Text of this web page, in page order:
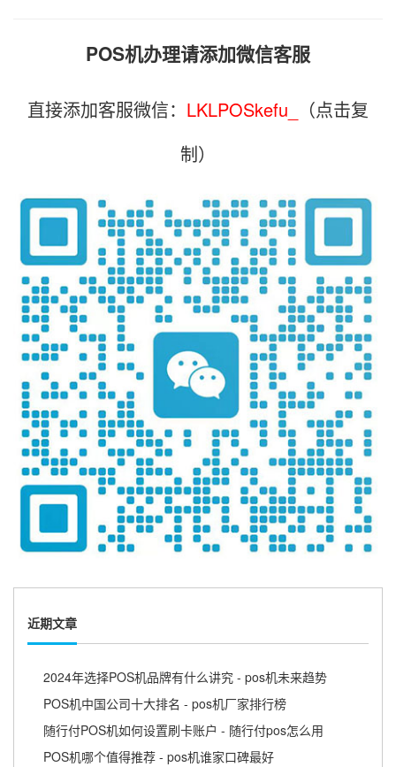
POS机办理请添加微信客服
直接添加客服微信： LKLPOSkefu_
（点击复
制）
近期文章
2024年选择POS机品牌有什么讲究 - pos机未来趋势
POS机中国公司十大排名 - pos机厂家排行榜
随行付POS机如何设置刷卡账户 - 随行付pos怎么用
POS机哪个值得推荐 - pos机谁家口碑最好